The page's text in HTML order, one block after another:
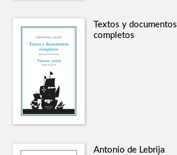
Textos y documentos
completos
Antonio de Lebrija